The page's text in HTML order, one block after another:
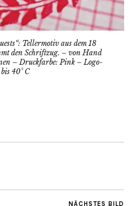
Tellermotiv aus dem 18
den Schriftzug. – von Hand
– Druckfarbe: Pink – Logo-
40° C
NÄCHSTES BILD